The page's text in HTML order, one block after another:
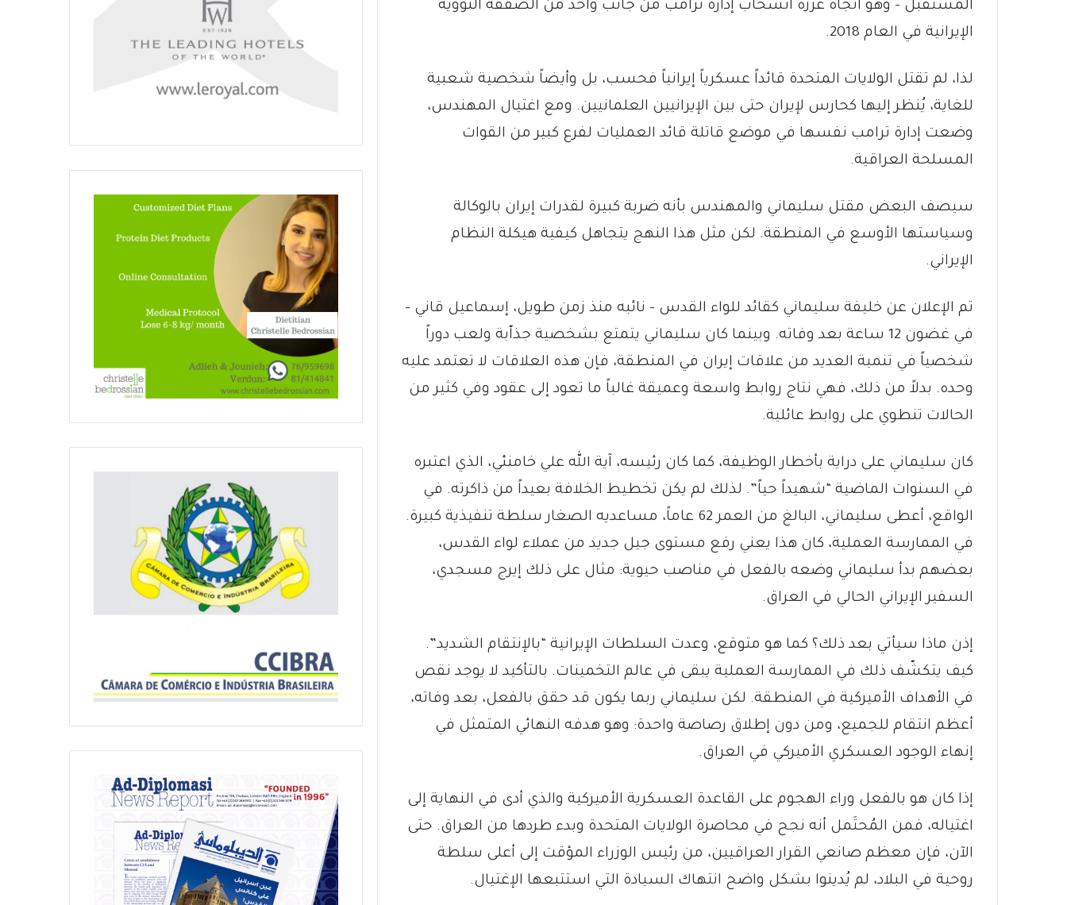
المستقبل – وهو اتجاه عززه انسحاب إدارة ترامب من جانب واحد من الصفقة النووية
الإيرانية في العام 2018.
لذا، لم تقتل الولايات المتحدة قائداً عسكرياً إيرانياً فحسب، بل وأيضاً شخصية شعبية
للغاية، يُنظر إليها كحارس لإيران حتى بين الإيرانيين العلمانيين. ومع اغتيال المهندس،
وضعت إدارة ترامب نفسها في موضع قاتلة قائد العمليات لفرع كبير من القوات
المسلحة العراقية.
سيصف البعض مقتل سليماني والمهندس بأنه ضربة كبيرة لقدرات إيران بالوكالة
وسياستها الأوسع في المنطقة. لكن مثل هذا النهج يتجاهل كيفية هيكلة النظام
الإيراني.
تم الإعلان عن خليفة سليماني كقائد للواء القدس – نائبه منذ زمن طويل، إسماعيل قاني –
في غضون 12 ساعة بعد وفاته. وبينما كان سليماني يتمتع بشخصية جذاّبة ولعب دوراً
شخصياً في تنمية العديد من علاقات إيران في المنطقة، فإن هذه العلاقات لا تعتمد عليه
وحده. بدلاً من ذلك، فهي نتاج روابط واسعة وعميقة غالباً ما تعود إلى عقود وفي كثير من
الحالات تنطوي على روابط عائلية.
كان سليماني على دراية بأخطار الوظيفة، كما كان رئيسه، آية الله علي خامنئي، الذي اعتبره
في السنوات الماضية “شهيداً حياً”. لذلك لم يكن تخطيط الخلافة بعيداً من ذاكرته. في
الواقع، أعطى سليماني، البالغ من العمر 62 عاماً، مساعديه الصغار سلطة تنفيذية كبيرة.
في الممارسة العملية، كان هذا يعني رفع مستوى جيل جديد من عملاء لواء القدس،
بعضهم بدأ سليماني وضعه بالفعل في مناصب حيوية: مثال على ذلك إيرج مسجدي،
السفير الإيراني الحالي في العراق.
إذن ماذا سيأتي بعد ذلك؟ كما هو متوقع، وعدت السلطات الإيرانية “بالإنتقام الشديد”.
كيف يتكشّف ذلك في الممارسة العملية يبقى في عالم التخمينات. بالتأكيد لا يوجد نقص
في الأهداف الأميركية في المنطقة. لكن سليماني ربما يكون قد حقق بالفعل، بعد وفاته،
أعظم انتقام للجميع، ومن دون إطلاق رصاصة واحدة: وهو هدفه النهائي المتمثل في
إنهاء الوجود العسكري الأميركي في العراق.
إذا كان هو بالفعل وراء الهجوم على القاعدة العسكرية الأميركية والذي أدى في النهاية إلى
اغتياله، فمن المُحتَمل أنه نجح في محاصرة الولايات المتحدة وبدء طردها من العراق. حتى
الآن، فإن معظم صانعي القرار العراقيين، من رئيس الوزراء المؤقت إلى أعلى سلطة
روحية في البلاد، لم يُدينوا بشكل واضح انتهاك السيادة التي استتبعها الإغتيال.